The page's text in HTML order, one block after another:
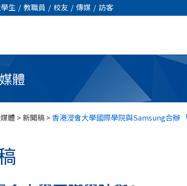
生 / 教職員 / 校友 / 傳媒 / 訪客
體
體 >新聞稿>香港浸會大學國際學院與Samsung合辦